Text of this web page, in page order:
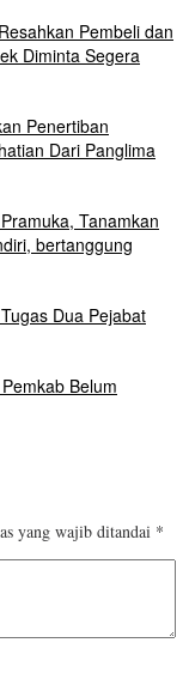
Pembeli dan
Diminta Segera
Penertiban
Dari Panglima
Tanamkan
bertanggung
Dua Pejabat
Belum
yang wajib ditandai *